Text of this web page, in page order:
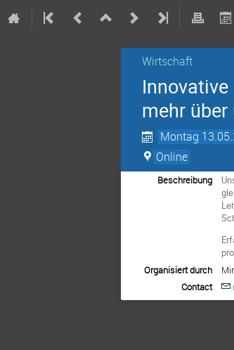
Wirtschaft
mehr
Montag
Online
Beschreibung
Organisiert durch
Contact